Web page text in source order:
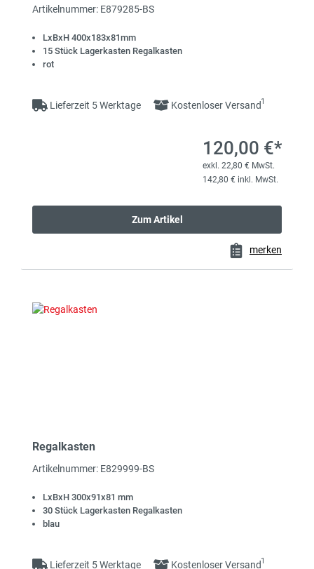
Artikelnummer: E879285-BS
LxBxH 400x183x81mm
15 Stück Lagerkasten Regalkasten
rot
Lieferzeit 5 Werktage Kostenloser Versand1
120,00 €*
exkl. 22,80 € MwSt.
142,80 € inkl. MwSt.
Zum Artikel
merken
Regalkasten
Artikelnummer: E829999-BS
LxBxH 300x91x81 mm
30 Stück Lagerkasten Regalkasten
blau
Lieferzeit 5 Werktage Kostenloser Versand1